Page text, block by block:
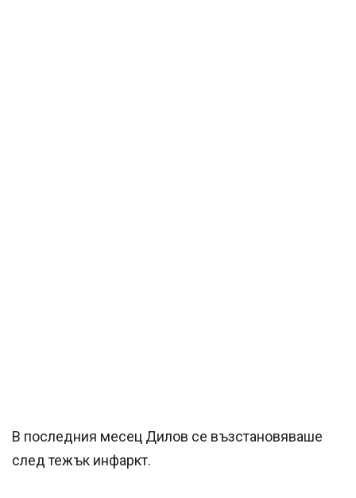
В последния месец Дилов се възстановяваше
след тежък инфаркт.